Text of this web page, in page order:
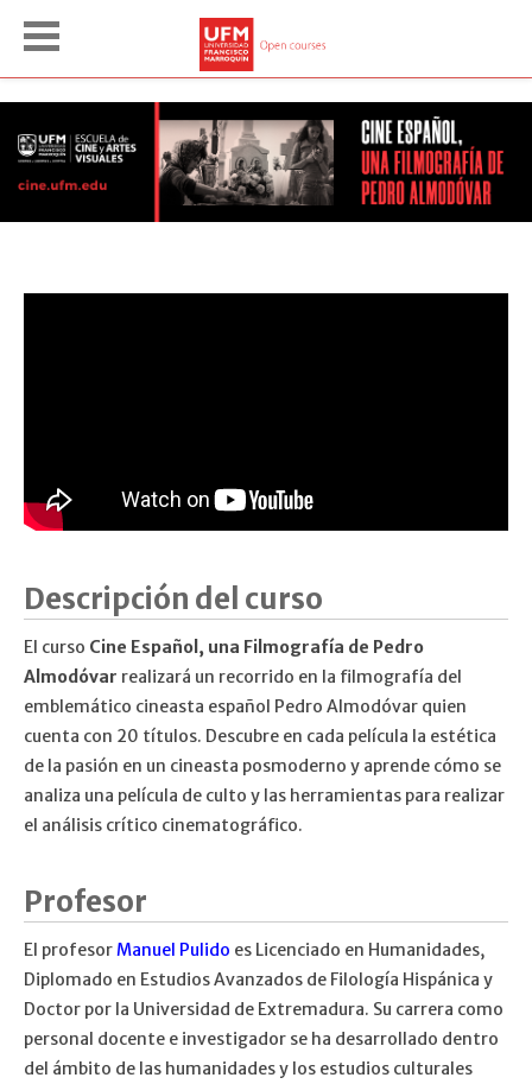
Descripción del curso
El curso Cine Español, una Filmografía de Pedro
Almodóvar realizará un recorrido en la filmografía del
emblemático cineasta español Pedro Almodóvar quien
cuenta con 20 títulos. Descubre en cada película la estética
de la pasión en un cineasta posmoderno y aprende cómo se
analiza una película de culto y las herramientas para realizar
el análisis crítico cinematográfico.
Profesor
El profesor Manuel Pulido es Licenciado en Humanidades,
Diplomado en Estudios Avanzados de Filología Hispánica y
Doctor por la Universidad de Extremadura. Su carrera como
personal docente e investigador se ha desarrollado dentro
del ámbito de las humanidades y los estudios culturales